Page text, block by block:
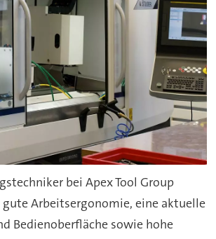
bei Apex Tool Group
Arbeitsergonomie, eine aktuelle
Bedienoberfläche sowie hohe